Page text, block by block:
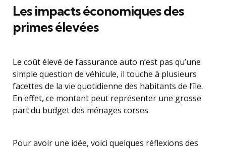
Les impacts économiques des
primes élevées
Le coût élevé de l’assurance auto n’est pas qu’une
simple question de véhicule, il touche à plusieurs
facettes de la vie quotidienne des habitants de l’île.
En effet, ce montant peut représenter une grosse
part du budget des ménages corses.
Pour avoir une idée, voici quelques réflexions des